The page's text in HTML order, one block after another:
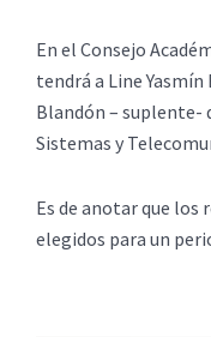
En el Consejo
tendrá a Line
Blandón – suplente-
Sistemas y
Es de anotar que
elegidos para un